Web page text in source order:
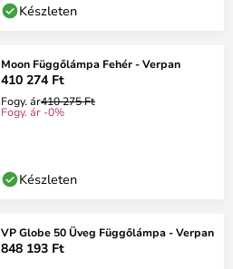
Készleten
Moon Függőlámpa Fehér - Verpan
410 274 Ft
Fogy. ár410 275 Ft
Fogy. ár -0%
Készleten
VP Globe 50 Üveg Függőlámpa - Verpan
848 193 Ft